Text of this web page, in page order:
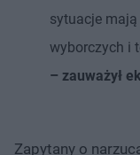
sytuacje
wyborczych i
– zauważył
Zapytany o